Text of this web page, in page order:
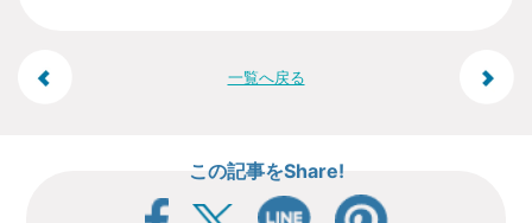
投
一覧へ戻る
この記事をShare!